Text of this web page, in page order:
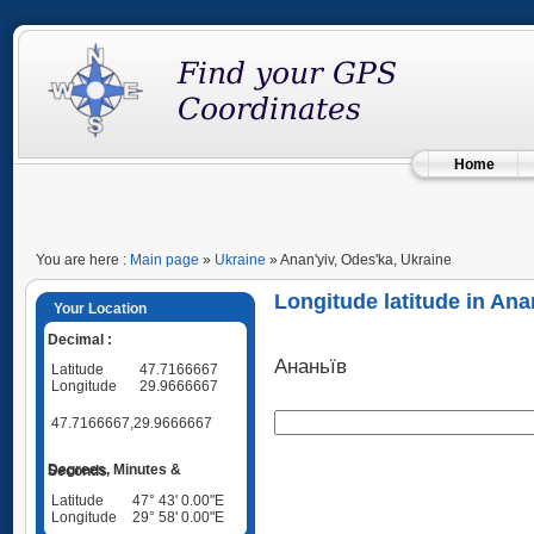
Home
You are here : Main page » Ukraine » Anan'yiv, Odes'ka, Ukraine
Your Location
Decimal :
Latitude
47.7166667
Longitude
29.9666667
47.7166667,29.9666667
Degrees, Minutes & Seconds
Latitude
47° 43' 0.00"E
Longitude
29° 58' 0.00"E
Longitude latitude in
Ананьїв